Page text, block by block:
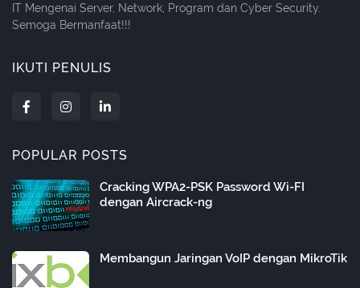
IT Mengenai Server, Network, Program dan Cyber Security.
Semoga Bermanfaat!!!
IKUTI PENULIS
POPULAR POSTS
Cracking WPA2-PSK Password Wi-FI
dengan Aircrack-ng
Membangun Jaringan VoIP dengan MikroTik